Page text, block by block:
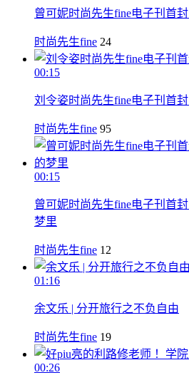
曾可妮时尚先生fine电子刊首封
时尚先生fine 24
00:15
刘令姿时尚先生fine电子刊首
时尚先生fine 95
00:15
曾可妮时尚先生fine电子刊首
梦里
时尚先生fine 12
01:16
余文乐 | 分开旅行之不负自由
时尚先生fine 19
00:26